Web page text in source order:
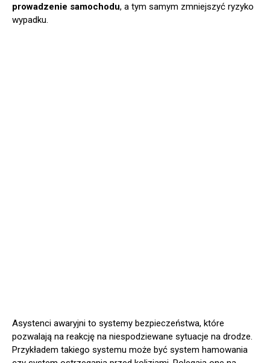
prowadzenie samochodu, a tym samym zmniejszyć ryzyko
wypadku.
Asystenci awaryjni to systemy bezpieczeństwa, które
pozwalają na reakcję na niespodziewane sytuacje na drodze.
Przykładem takiego systemu może być system hamowania